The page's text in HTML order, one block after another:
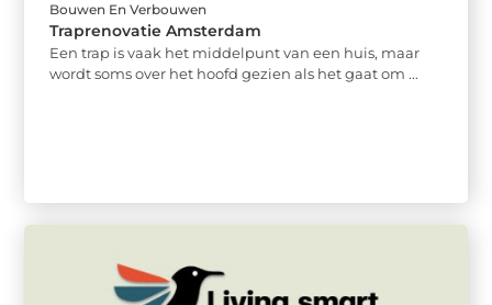
Bouwen En Verbouwen
Traprenovatie Amsterdam
Een trap is vaak het middelpunt van een huis, maar
wordt soms over het hoofd gezien als het gaat om ...